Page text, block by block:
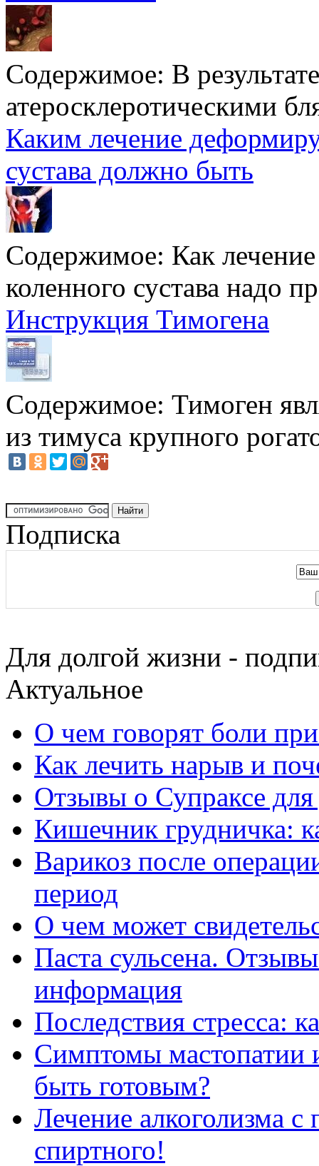
Содержимое: В
атеросклеротическими
Каким лечение
сустава должно быть
Содержимое: Как
коленного сустава надо
Инструкция Тимогена
Содержимое: Тимоген
из тимуса крупного
Подписка
Для долгой жизни -
Актуальное
О чем говорят боли
Как лечить нарыв и
Отзывы о Супраксе для
Кишечник грудничка:
Варикоз после
период
О чем может
Паста сульсена.
информация
Последствия стресса:
Симптомы мастопатии
быть готовым?
Лечение алкоголизма
спиртного!